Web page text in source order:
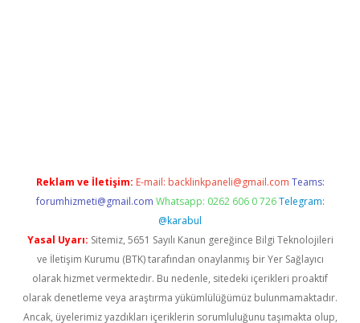
Reklam ve İletişim: E-mail: backlinkpaneli@gmail.com Teams:
forumhizmeti@gmail.com Whatsapp: 0262 606 0 726 Telegram:
@karabul
Yasal Uyarı: Sitemiz, 5651 Sayılı Kanun gereğince Bilgi Teknolojileri
ve İletişim Kurumu (BTK) tarafından onaylanmış bir Yer Sağlayıcı
olarak hizmet vermektedir. Bu nedenle, sitedeki içerikleri proaktif
olarak denetleme veya araştırma yükümlülüğümüz bulunmamaktadır.
Ancak, üyelerimiz yazdıkları içeriklerin sorumluluğunu taşımakta olup,